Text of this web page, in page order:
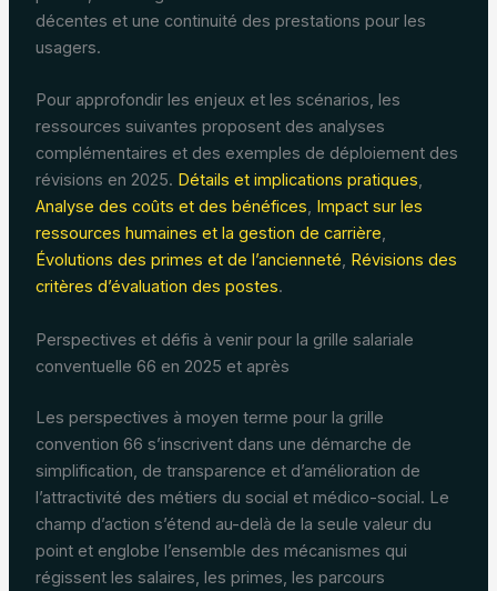
décentes et une continuité des prestations pour les
usagers.
Pour approfondir les enjeux et les scénarios, les
ressources suivantes proposent des analyses
complémentaires et des exemples de déploiement des
révisions en 2025. Détails et implications pratiques,
Analyse des coûts et des bénéfices, Impact sur les
ressources humaines et la gestion de carrière,
Évolutions des primes et de l’ancienneté, Révisions des
critères d’évaluation des postes.
Perspectives et défis à venir pour la grille salariale
conventuelle 66 en 2025 et après
Les perspectives à moyen terme pour la grille
convention 66 s’inscrivent dans une démarche de
simplification, de transparence et d’amélioration de
l’attractivité des métiers du social et médico-social. Le
champ d’action s’étend au-delà de la seule valeur du
point et englobe l’ensemble des mécanismes qui
régissent les salaires, les primes, les parcours